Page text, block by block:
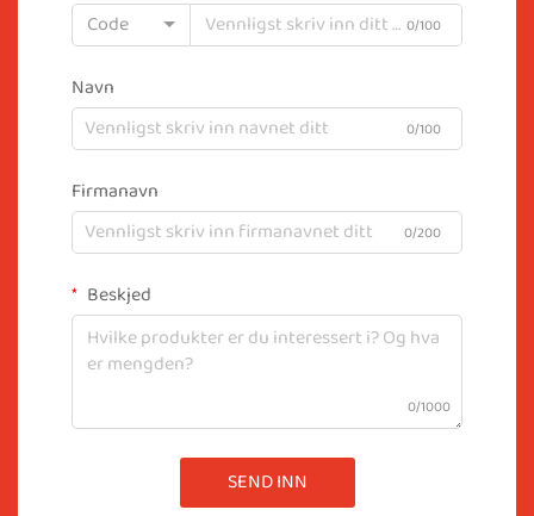
Code
0/100
Navn
0/100
Firmanavn
0/200
Beskjed
0/1000
SEND INN